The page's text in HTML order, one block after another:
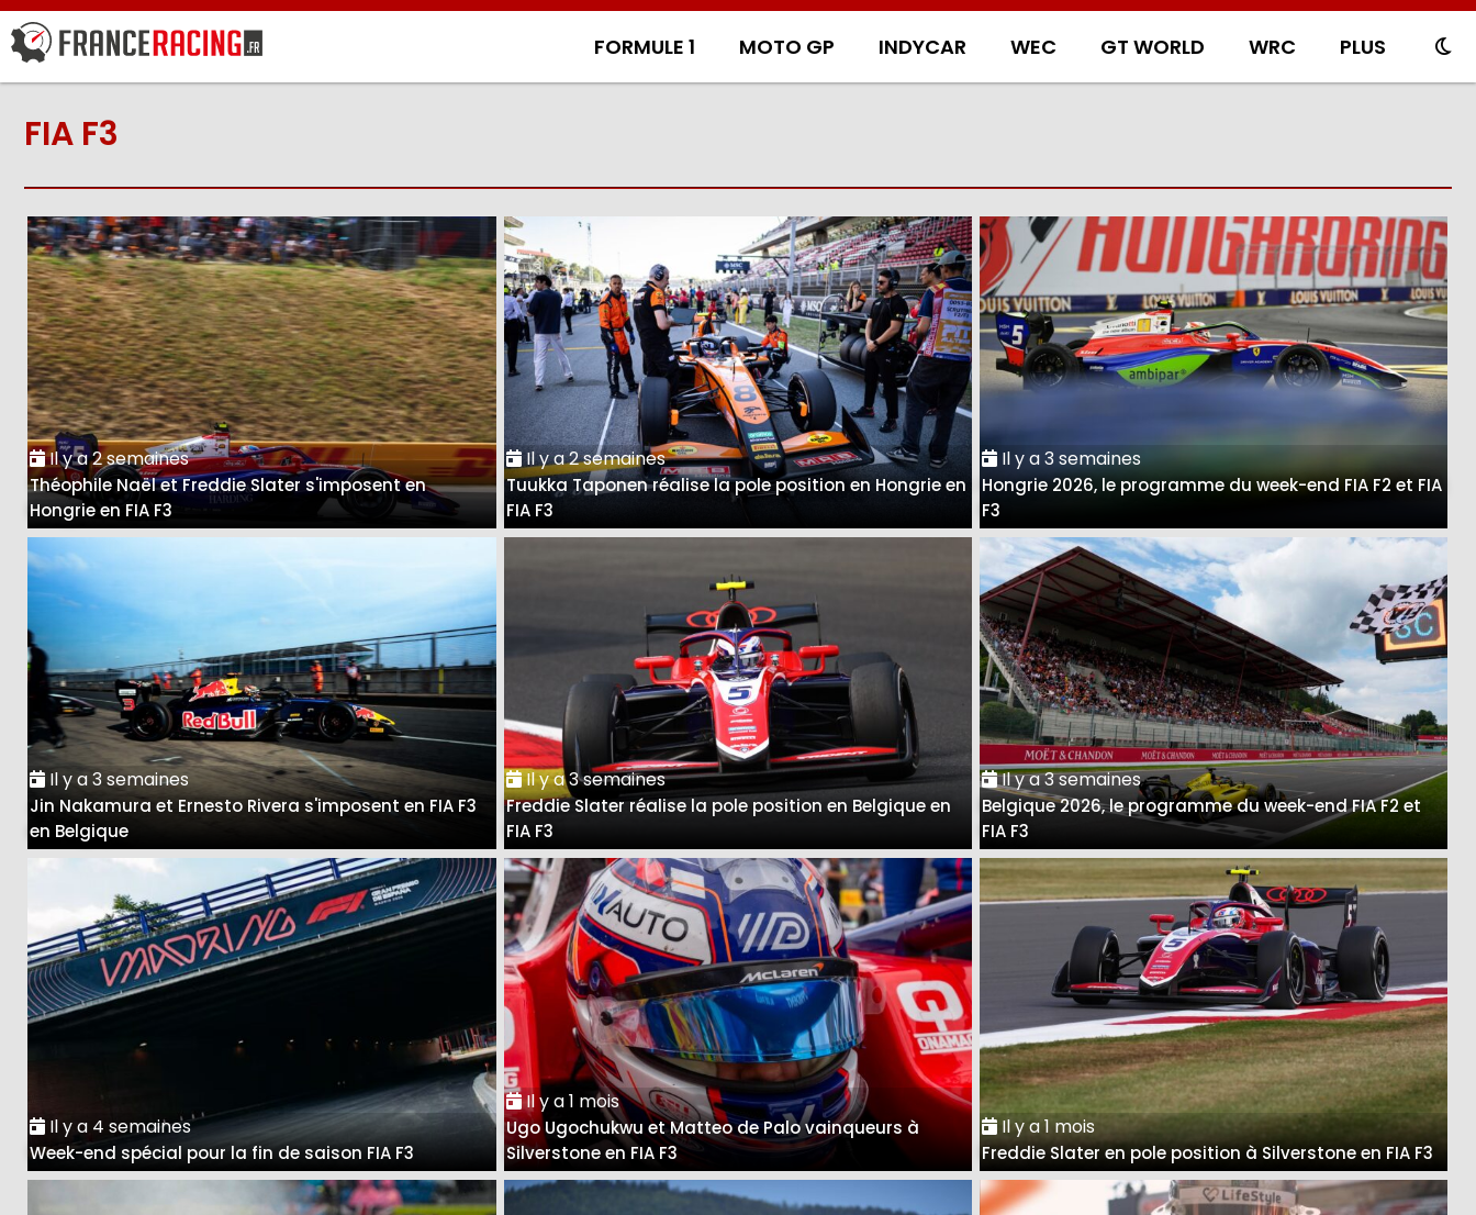
FORMULE 1 MOTO GP INDYCAR WEC GT WORLD WRC PLUS
FIA F3
Il y a 2 semaines
Théophile Naël et Freddie Slater s'imposent en
Hongrie en FIA F3
Il y a 2 semaines
Tuukka Taponen réalise la pole position en Hongrie en
FIA F3
Il y a 3 semaines
Hongrie 2026, le programme du week-end FIA F2 et FIA
F3
Il y a 3 semaines
Jin Nakamura et Ernesto Rivera s'imposent en FIA F3
en Belgique
Il y a 3 semaines
Freddie Slater réalise la pole position en Belgique en
FIA F3
Il y a 3 semaines
Belgique 2026, le programme du week-end FIA F2 et
FIA F3
Il y a 4 semaines
Week-end spécial pour la fin de saison FIA F3
Il y a 1 mois
Ugo Ugochukwu et Matteo de Palo vainqueurs à
Silverstone en FIA F3
Il y a 1 mois
Freddie Slater en pole position à Silverstone en FIA F3